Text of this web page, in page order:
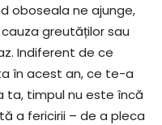
oboseala ne ajunge,
greutăților sau
Indiferent de ce
în acest an, ce te-a
ta, timpul nu este încă
a fericirii – de a pleca